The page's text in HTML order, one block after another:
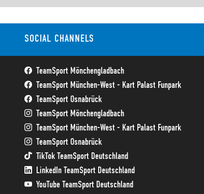
SOCIAL CHANNELS
TeamSport Mönchengladbach
TeamSport München-West - Kart Palast Funpark
TeamSport Osnabrück
TeamSport Mönchengladbach
TeamSport München-West - Kart Palast Funpark
TeamSport Osnabrück
TikTok TeamSport Deutschland
LinkedIn TeamSport Deutschland
YouTube TeamSport Deutschland